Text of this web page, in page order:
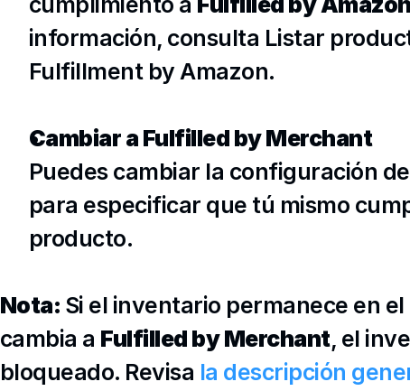
información, consulta Listar
Fulfillment by Amazon.
Cambiar a Fulfilled by Merchant
Puedes cambiar la configuración de
para especificar que tú mismo
producto.
Nota: Si el inventario permanece en el
cambia a Fulfilled by Merchant, el
bloqueado. Revisa la descripción